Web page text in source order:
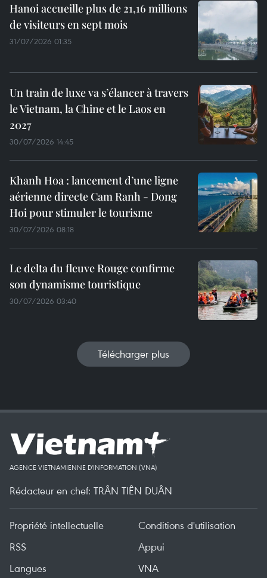
Hanoi accueille plus de 21,16 millions
de visiteurs en sept mois ​
31/07/2026 01:35
Un train de luxe va s’élancer à travers
le Vietnam, la Chine et le Laos en
2027
30/07/2026 14:45
Khanh Hoa : lancement d’une ligne
aérienne directe Cam Ranh - Dong
Hoi pour stimuler le tourisme
30/07/2026 08:18
Le delta du fleuve Rouge confirme
son dynamisme touristique
30/07/2026 03:40
Télécharger plus
AGENCE VIETNAMIENNE D'INFORMATION (VNA)
Rédacteur en chef: TRÂN TIÊN DUÂN
Propriété intellectuelle
Conditions d'utilisation
RSS
Appui
Langues
VNA